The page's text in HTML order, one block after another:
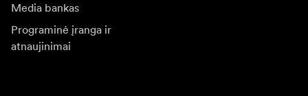
Media bankas
Programinė įranga ir
atnaujinimai